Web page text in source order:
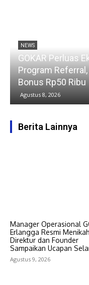
NEWS
GOKAR Perluas
Program
Bonus Rp50 Ribu
Agustus 8, 2026
Berita Lainnya
Manager Operasional
Erlangga Resmi
Direktur dan Founder
Sampaikan Ucapan
Agustus 9, 2026